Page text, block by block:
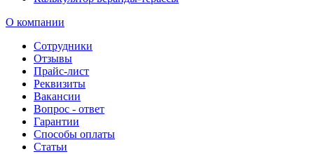
О компании
Сотрудники
Отзывы
Прайс-лист
Реквизиты
Вакансии
Вопрос - ответ
Гарантии
Способы оплаты
Статьи